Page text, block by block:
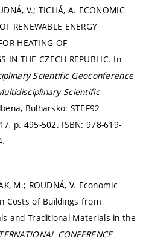
V.; TICHÁ, A. ECONOMIC
RENEWABLE ENERGY
HEATING OF
IN THE CZECH REPUBLIC. In
Scientific Geoconference
Scientific
Bulharsko: STEF92
p. 495-502. ISBN: 978-619-
M.; ROUDNÁ, V. Economic
Costs of Buildings from
and Traditional Materials in the
CONFERENCE